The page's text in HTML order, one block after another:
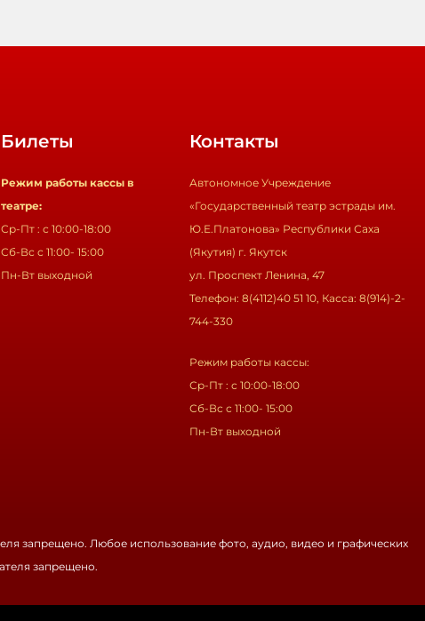
Билеты
Режим работы кассы в
театре:
Ср-Пт : с 10:00-18:00
Сб-Вс с 11:00- 15:00
Пн-Вт выходной
Контакты
Автономное Учреждение
«Государственный театр эстрады им.
Ю.Е.Платонова» Республики Саха
(Якутия) г. Якутск
ул. Проспект Ленина, 47
Телефон: 8(4112)40 51 10, Касса: 8(914)-2-
744-330
Режим работы кассы:
Ср-Пт : с 10:00-18:00
Сб-Вс с 11:00- 15:00
Пн-Вт выходной
запрещено. Любое использование фото, аудио, видео и графических
запрещено.